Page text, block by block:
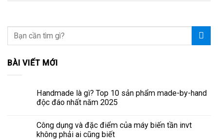
BÀI VIẾT MỚI
Handmade là gì? Top 10 sản phẩm made-by-hand
độc đáo nhất năm 2025
Công dụng và đặc điểm của máy biến tần invt
không phải ai cũng biết